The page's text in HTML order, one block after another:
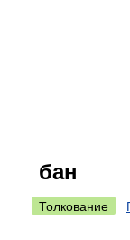
бан
Толкование